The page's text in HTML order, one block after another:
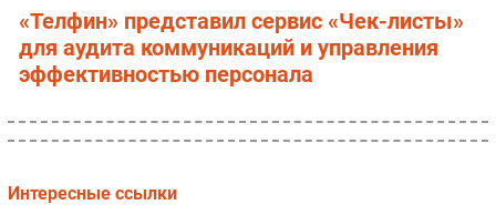
«Телфин» представил сервис «Чек-листы»
для аудита коммуникаций и управления
эффективностью персонала
Интересные ссылки